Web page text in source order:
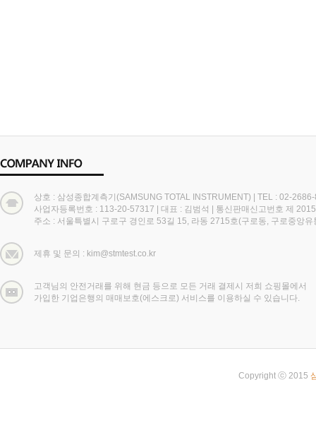
상호 : 삼성종합계측기(SAMSUNG TOTAL INSTRUMENT) | TEL : 02-
사업자등록번호 : 113-20-57317 | 대표 : 김범석 | 통신판매신고번호 제
주소 : 서울특별시 구로구 경인로 53길 15, 라동 2715호(구로동, 구로중앙유
제휴 및 문의 : kim@stmtest.co.kr
고객님의 안전거래를 위해 현금 등으로 모든 거래 결제시 저희 쇼핑몰에서
가입한 기업은행의 매매보호(에스크로) 서비스를 이용하실 수 있습니다.
Copyright ⓒ 2015